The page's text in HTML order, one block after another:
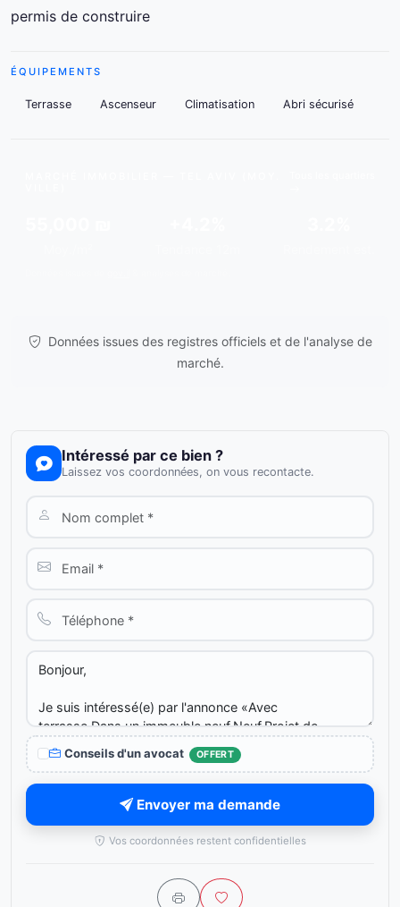
permis de construire
ÉQUIPEMENTS
Terrasse Ascenseur Climatisation Abri sécurisé
Données issues des registres officiels et de l'analyse de
marché.
Intéressé par ce bien ?
Laissez vos coordonnées, on vous recontacte.
Conseils d'un avocat OFFERT
Envoyer ma demande
Vos coordonnées restent confidentielles